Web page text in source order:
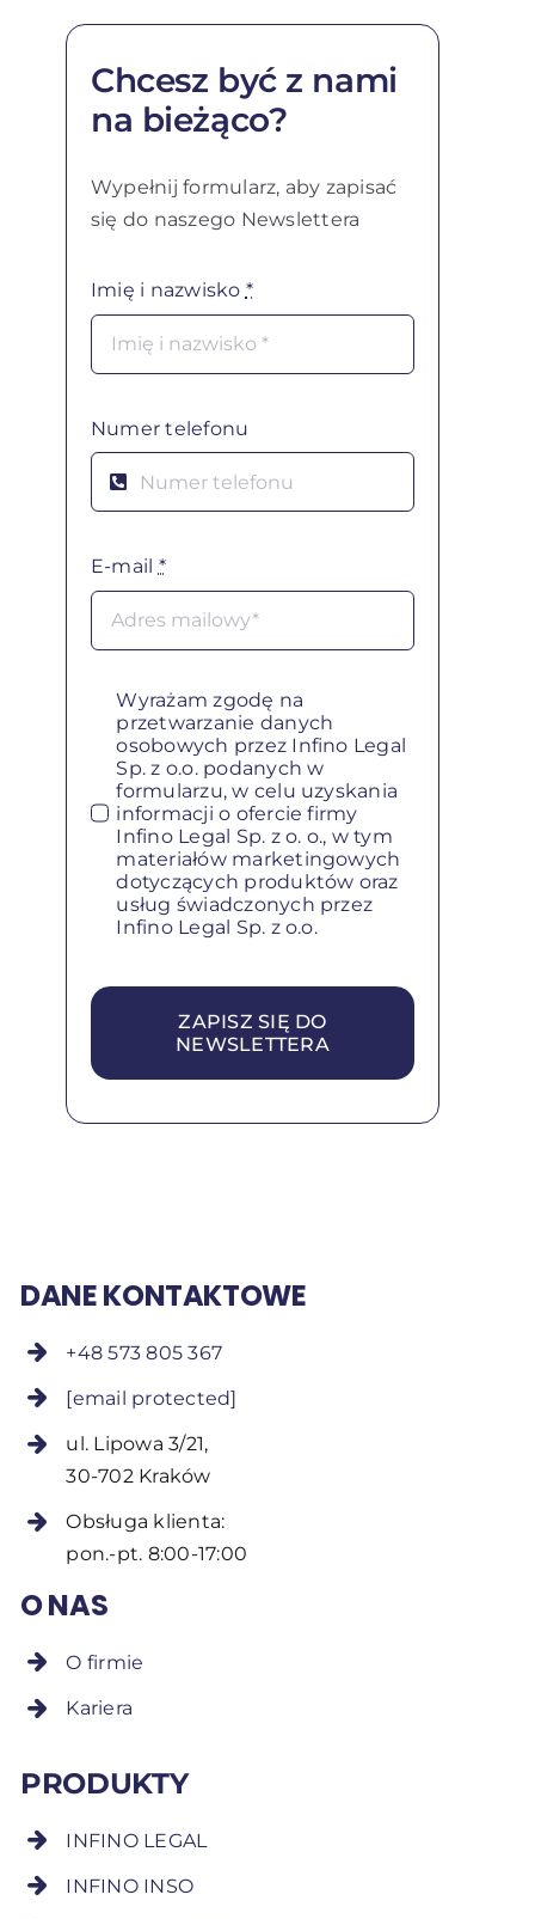
Chcesz być z nami
na bieżąco?
Wypełnij formularz, aby zapisać
się do naszego Newslettera
Imię i nazwisko *
Numer telefonu
E-mail *
Wyrażam zgodę na
przetwarzanie danych
osobowych przez Infino Legal
Sp. z o.o. podanych w
formularzu, w celu uzyskania
informacji o ofercie firmy
Infino Legal Sp. z o. o., w tym
materiałów marketingowych
dotyczących produktów oraz
usług świadczonych przez
Infino Legal Sp. z o.o.
ZAPISZ SIĘ DO
NEWSLETTERA
DANE KONTAKTOWE
+48 573 805 367
[email protected]
ul. Lipowa 3/21,
30-702 Kraków
Obsługa klienta:
pon.-pt. 8:00-17:00
O NAS
O firmie
Kariera
PRODUKTY
INFINO LEGAL
INFINO INSO